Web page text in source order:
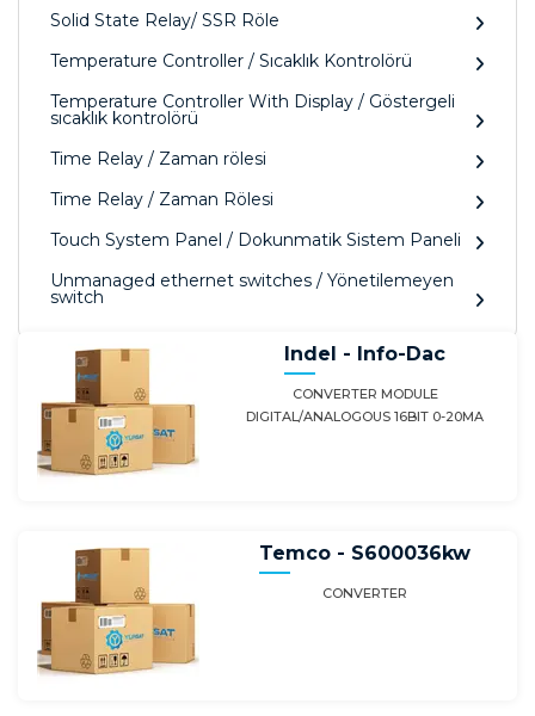
Solid State Relay/ SSR Röle
Temperature Controller / Sıcaklık Kontrolörü
Temperature Controller With Display / Göstergeli
sıcaklık kontrolörü
Time Relay / Zaman rölesi
Time Relay / Zaman Rölesi
Touch System Panel / Dokunmatik Sistem Paneli
Unmanaged ethernet switches / Yönetilemeyen
switch
Indel - Info-Dac
CONVERTER MODULE
DIGITAL/ANALOGOUS 16BIT 0-20MA
Temco - S600036kw
CONVERTER